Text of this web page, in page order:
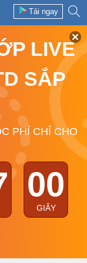
Tải ngay
LIVE
SẮP
PHÍ CHỈ CHO
00
GIÂY